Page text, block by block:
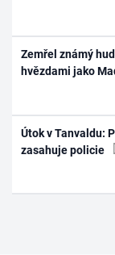
Zemřel známý
hvězdami jako
Útok v Tanvaldu:
zasahuje policie